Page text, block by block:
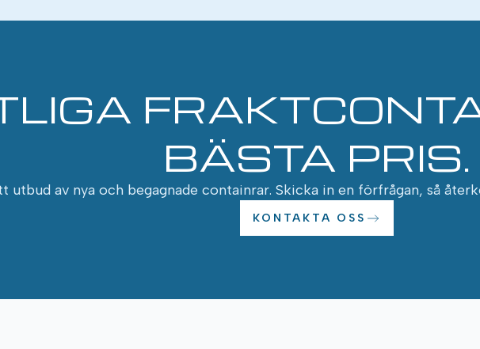
BÄSTA PRIS.
av nya och begagnade containrar. Skicka in en förfrågan, så
KONTAKTA OSS